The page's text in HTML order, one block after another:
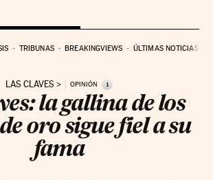
TRIBUNAS BREAKINGVIEWS ÚLTIMAS NOTICIAS
LAS CLAVES OPINIÓN i
la gallina de los
oro sigue fiel a su
fama